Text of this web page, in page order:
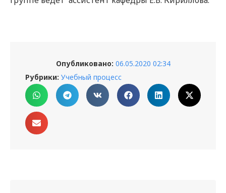
Опубликовано: 06.05.2020 02:34
Рубрики: Учебный процесс